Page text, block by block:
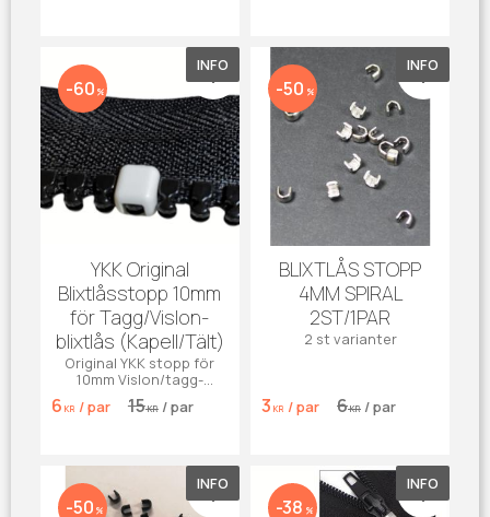
YKK Original
Blixtlåsstopp 10mm
för Tagg/Vislon-
blixtlås (Kapell/Tält)
Original YKK stopp för
10mm Vislon/tagg-
blixtlås. Perfekt för
kapell, tält och båtdynor!
6 KR /par 15KR /par
60 % Gem som favorit
INFO
BLIXTLÅS STOPP
4MM SPIRAL
2ST/1PAR
2 st varianter
3 KR /par 6KR /par
50 % Gem
INFO
50 % Gem som favorit
INFO
38 % Gem
INFO